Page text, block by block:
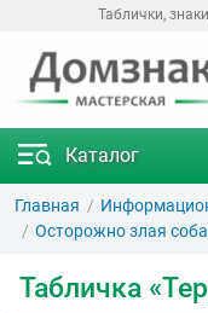
Таблички,
Каталог
Главная
Осторожно злая
Табличка